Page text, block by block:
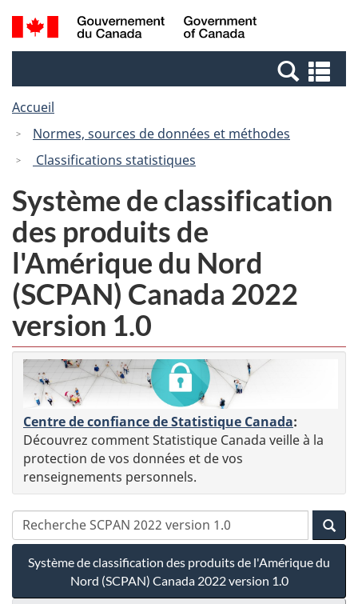
Passer
au
Passer
à
Canada
Recherche
et
et
Accueil
Normes, sources de données et méthodes
Classifications statistiques
Système de classification
des produits de
l'Amérique du Nord
(SCPAN) Canada 2022
version 1.0
Centre de confiance de Statistique Canada:
Découvrez comment Statistique Canada veille à la
protection de vos données et de vos
renseignements personnels.
Système de classification des produits de l'Amérique du
Nord (SCPAN) Canada 2022 version 1.0